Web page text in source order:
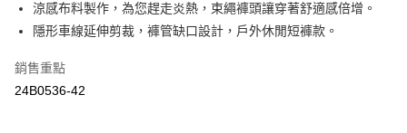
悠遊付
Google Pay
全盈+PAY
涼感布料製作，為您趕走炎熱，束繩褲頭讓穿著舒適感倍增。
隱形車線延伸剪裁，褲管缺口設計，戶外休閒短褲款。
銷售重點
24B0536-42